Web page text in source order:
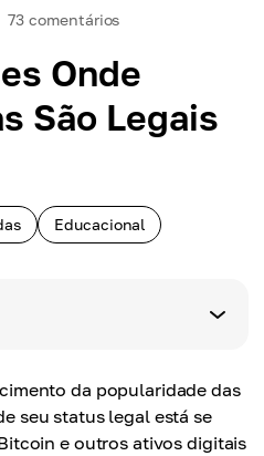
73 comentários
Onde
São Legais
Educacional
da popularidade das
seu status legal está se
e outros ativos digitais